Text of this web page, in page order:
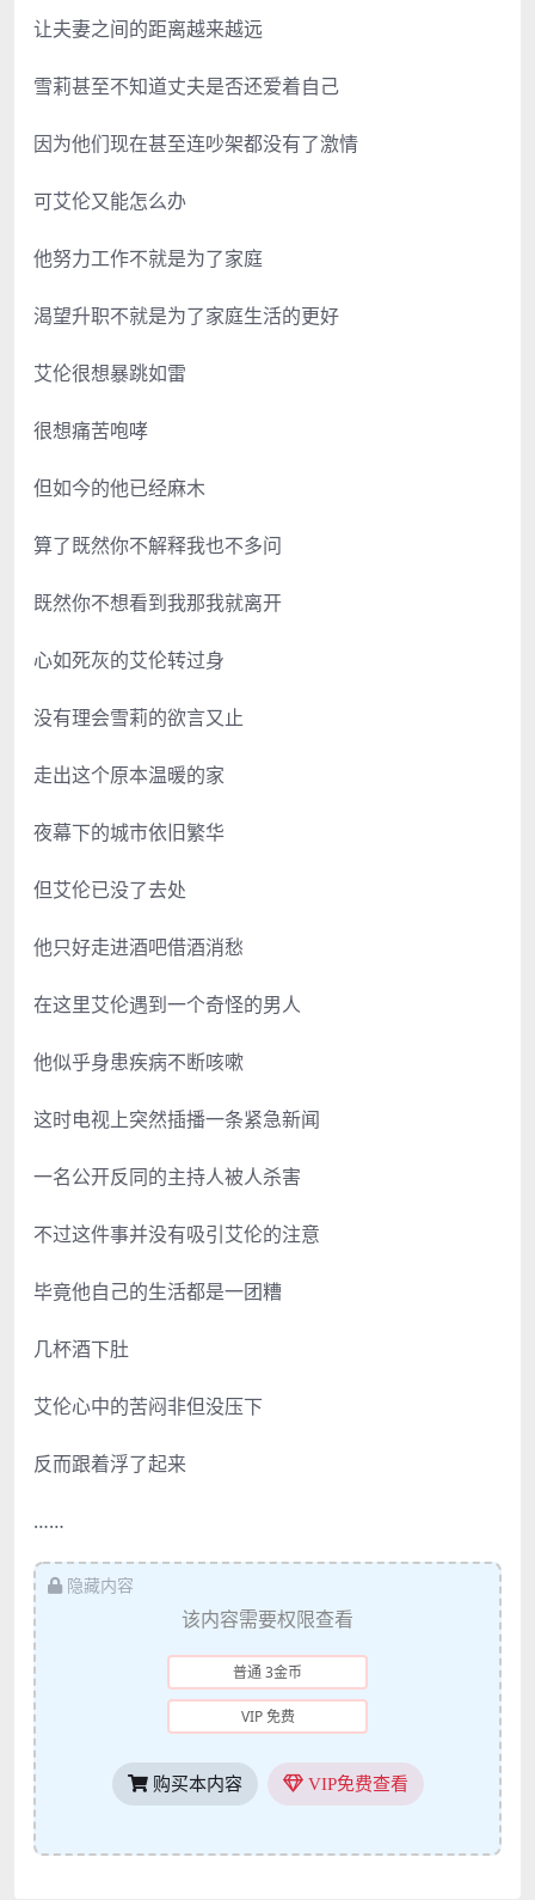
让夫妻之间的距离越来越远
雪莉甚至不知道丈夫是否还爱着自己
因为他们现在甚至连吵架都没有了激情
可艾伦又能怎么办
他努力工作不就是为了家庭
渴望升职不就是为了家庭生活的更好
艾伦很想暴跳如雷
很想痛苦咆哮
但如今的他已经麻木
算了既然你不解释我也不多问
既然你不想看到我那我就离开
心如死灰的艾伦转过身
没有理会雪莉的欲言又止
走出这个原本温暖的家
夜幕下的城市依旧繁华
但艾伦已没了去处
他只好走进酒吧借酒消愁
在这里艾伦遇到一个奇怪的男人
他似乎身患疾病不断咳嗽
这时电视上突然插播一条紧急新闻
一名公开反同的主持人被人杀害
不过这件事并没有吸引艾伦的注意
毕竟他自己的生活都是一团糟
几杯酒下肚
艾伦心中的苦闷非但没压下
反而跟着浮了起来
……
隐藏内容
该内容需要权限查看
普通 3金币
VIP 免费
购买本内容 VIP免费查看